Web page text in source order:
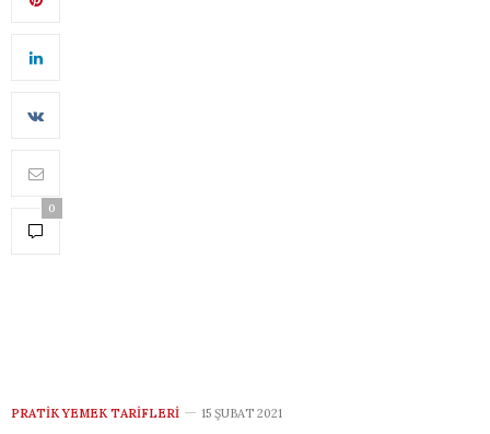
0
PRATIK YEMEK TARIFLERI 15 ŞUBAT 2021